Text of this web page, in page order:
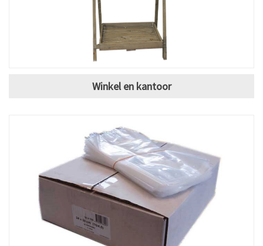
Winkel en kantoor